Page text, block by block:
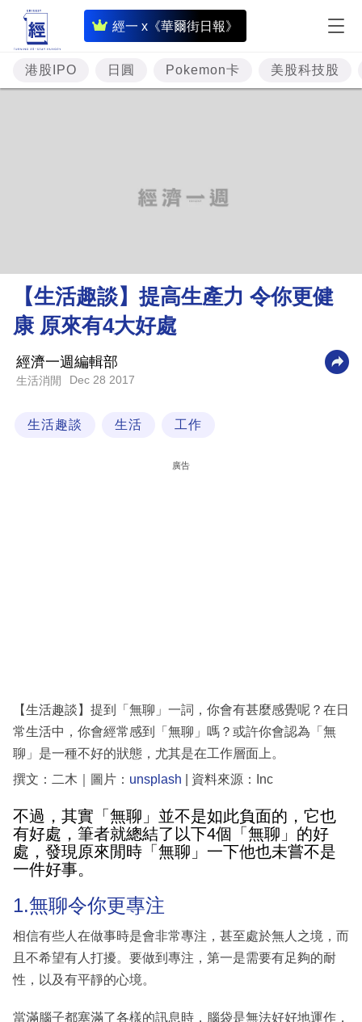
經一 x《華爾街日報》
即
時
財
經
理
財
商
業
科
區
港股IPO 日圓 Pokemon卡 美股科技股
【生活趣談】提高生產力 令你更健
康 原來有4大好處
經濟一週編輯部
生活消閒 Dec 28 2017
生活趣談 生活 工作
廣告
【生活趣談】提到「無聊」一詞，你會有甚麼感覺呢？在日
常生活中，你會經常感到「無聊」嗎？或許你會認為「無
聊」是一種不好的狀態，尤其是在工作層面上。
撰文：二木｜圖片： unsplash | 資料來源：Inc
不過，其實「無聊」並不是如此負面的，它也
有好處，筆者就總結了以下4個「無聊」的好
處，發現原來閒時「無聊」一下他也未嘗不是
一件好事。
1.無聊令你更專注
相信有些人在做事時是會非常專注，甚至處於無人之境，而
且不希望有人打擾。要做到專注，第一是需要有足夠的耐
性，以及有平靜的心境。
當滿腦子都塞滿了各樣的訊息時，腦袋是無法好好地運作，